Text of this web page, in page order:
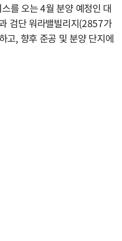
를 오는 4월 분양 예정인 대
검단 워라밸빌리지(2857가
고, 향후 준공 및 분양 단지에